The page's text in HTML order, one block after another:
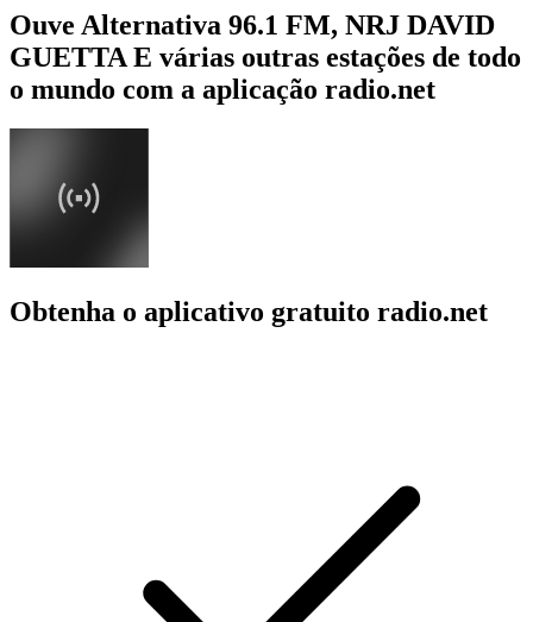
Ouve Alternativa 96.1 FM, NRJ DAVID
GUETTA E várias outras estações de todo
o mundo com a aplicação radio.net
Obtenha o aplicativo gratuito radio.net